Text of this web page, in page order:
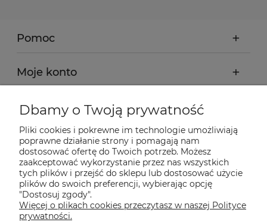
Pomoc
Moje konto
Płatności i dostawa
Informacje
O nas
Nasze sklepy Allegro
Dbamy o Twoją prywatność
Pliki cookies i pokrewne im technologie umożliwiają
poprawne działanie strony i pomagają nam
dostosować ofertę do Twoich potrzeb. Możesz
zaakceptować wykorzystanie przez nas wszystkich
tych plików i przejść do sklepu lub dostosować użycie
plików do swoich preferencji, wybierając opcję
"Dostosuj zgody".
Więcej o plikach cookies przeczytasz w naszej Polityce
prywatności.